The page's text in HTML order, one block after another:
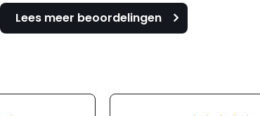
Lees meer beoordelingen